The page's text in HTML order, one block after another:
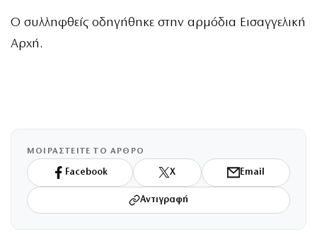
Ο συλληφθείς οδηγήθηκε στην αρμόδια Εισαγγελική
Αρχή.
ΜΟΙΡΑΣΤΕΙΤΕ ΤΟ ΑΡΘΡΟ
Facebook X Email
Αντιγραφή